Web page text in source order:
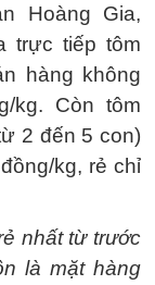
Hoàng Gia,
trực tiếp tôm
hàng không
kg. Còn tôm
2 đến 5 con)
kg, rẻ chỉ
nhất từ trước
là mặt hàng